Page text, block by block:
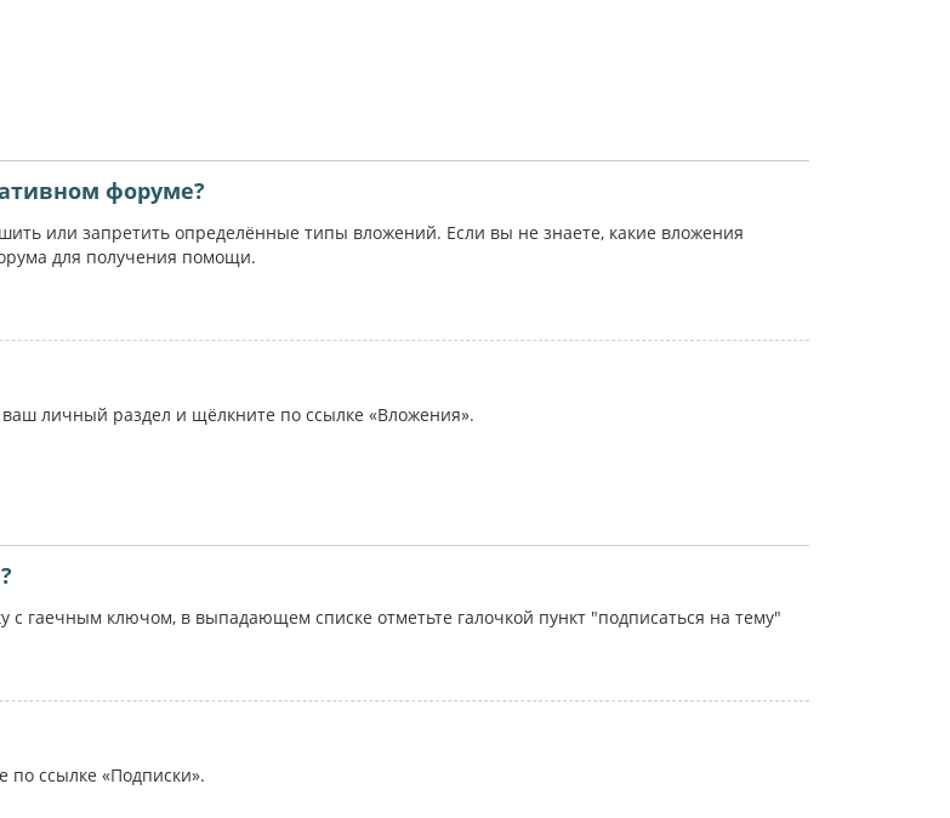
форуме?
или запретить определённые типы вложений. Если вы не знаете, какие вложения
для получения помощи.
личный раздел и щёлкните по ссылке «Вложения».
гаечным ключом, в выпадающем списке отметьте галочкой пункт "подписаться на тему"
по ссылке «Подписки».